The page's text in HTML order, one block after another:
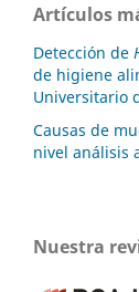
Artículos
Detección de
de higiene
Universitario
Causas de
nivel análisis
Nuestra